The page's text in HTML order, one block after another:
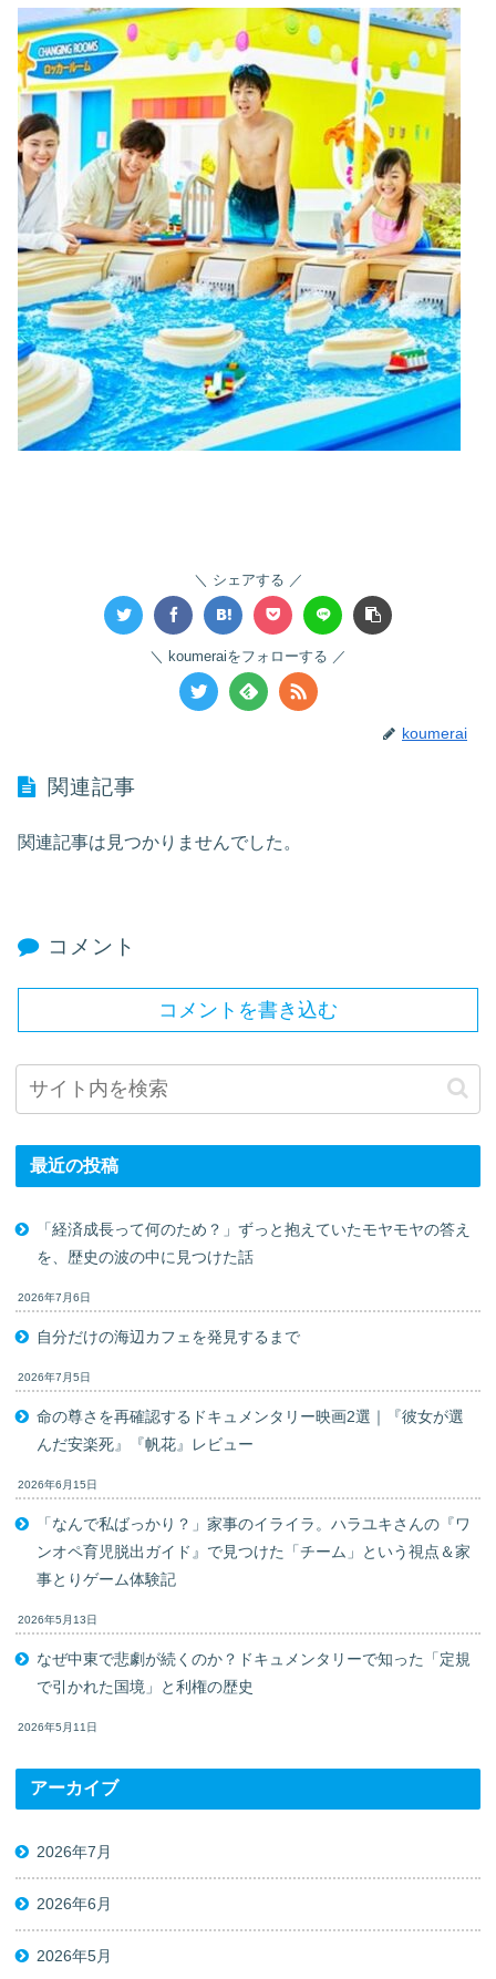
シェアする
koumeraiをフォローする
koumerai
関連記事
関連記事は見つかりませんでした。
コメント
コメントを書き込む
最近の投稿
「経済成長って何のため？」ずっと抱えていたモヤモヤの答え
を、歴史の波の中に見つけた話
2026年7月6日
自分だけの海辺カフェを発見するまで
2026年7月5日
命の尊さを再確認するドキュメンタリー映画2選｜『彼女が選
んだ安楽死』『帆花』レビュー
2026年6月15日
「なんで私ばっかり？」家事のイライラ。ハラユキさんの『ワ
ンオペ育児脱出ガイド』で見つけた「チーム」という視点＆家
事とりゲーム体験記
2026年5月13日
なぜ中東で悲劇が続くのか？ドキュメンタリーで知った「定規
で引かれた国境」と利権の歴史
2026年5月11日
アーカイブ
2026年7月
2026年6月
2026年5月